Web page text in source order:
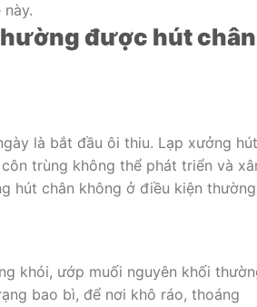
được hút chân
là bắt đầu ôi thiu. Lạp xưởng hút
trùng không thể phát triển và
hút chân không ở điều kiện thường
khói, ướp muối nguyên khối
bao bì, để nơi khô ráo, thoáng